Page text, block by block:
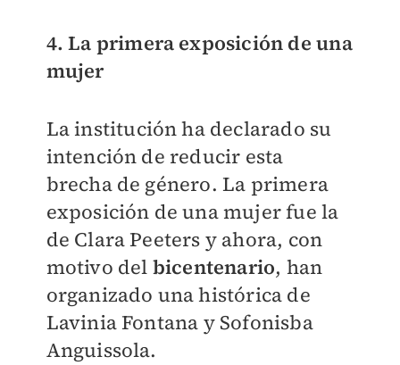
4. La primera exposición de una
mujer
La institución ha declarado su
intención de reducir esta
brecha de género. La primera
exposición de una mujer fue la
de Clara Peeters y ahora, con
motivo del bicentenario, han
organizado una histórica de
Lavinia Fontana y Sofonisba
Anguissola.